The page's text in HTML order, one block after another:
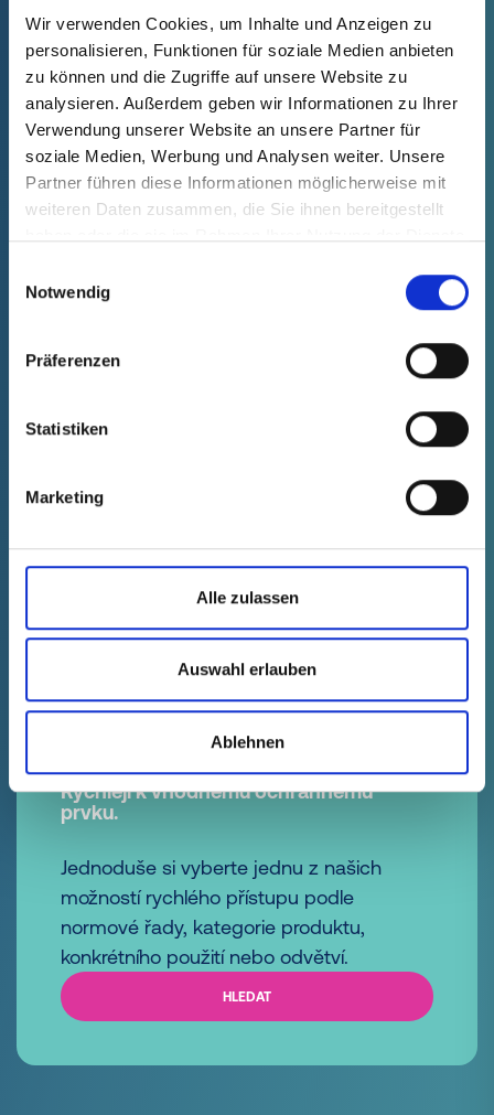
Wir verwenden Cookies, um Inhalte und Anzeigen zu
personalisieren, Funktionen für soziale Medien anbieten
zu können und die Zugriffe auf unsere Website zu
analysieren. Außerdem geben wir Informationen zu Ihrer
Verwendung unserer Website an unsere Partner für
soziale Medien, Werbung und Analysen weiter. Unsere
Partner führen diese Informationen möglicherweise mit
weiteren Daten zusammen, die Sie ihnen bereitgestellt
Notwendig
Präferenzen
Statistiken
Marketing
Alle zulassen
Auswahl erlauben
Ablehnen
GPN 212
Koncové krytky
vedení
vedení
1 2 3 4 5 ... 14
Rychleji k vhodnému ochrannému
prvku.
Jednoduše si vyberte jednu z našich
možností rychlého přístupu podle
normové řady, kategorie produktu,
konkrétního použití nebo odvětví.
HLEDAT